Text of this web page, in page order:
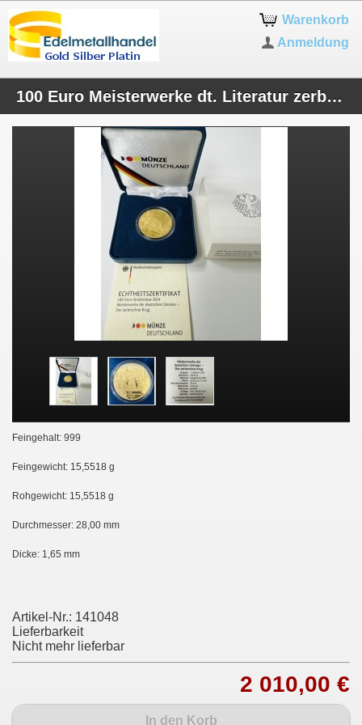
Warenkorb
Anmeldung
100 Euro Meisterwerke dt. Literatur zerbr.Krug mit Box und Zertifikat
Feingehalt: 999
Feingewicht: 15,5518 g
Rohgewicht: 15,5518 g
Durchmesser: 28,00 mm
Dicke: 1,65 mm
Artikel-Nr.: 141048
Lieferbarkeit
Nicht mehr lieferbar
2 010,00 €
In den Korb